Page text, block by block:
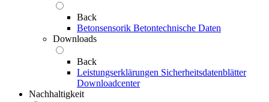
Back
Betonsensorik Betontechnische Daten
Downloads
Back
Leistungserklärungen Sicherheitsdatenblätter
Downloadcenter
Nachhaltigkeit